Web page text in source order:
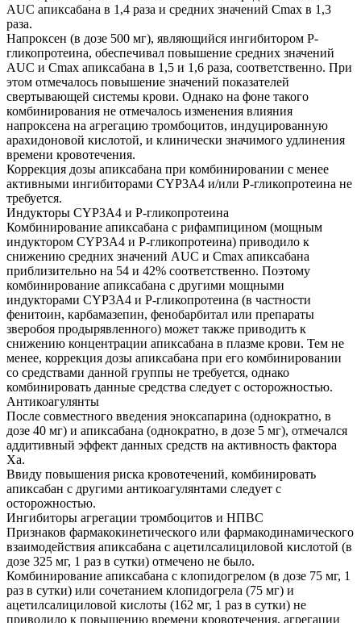
AUC апиксабана в 1,4 раза и средних значений Cmax в 1,3
раза.
Напроксен (в дозе 500 мг), являющийся ингибитором P-
гликопротеина, обеспечивал повышение средних значений
AUC и Cmax апиксабана в 1,5 и 1,6 раза, соответственно. При
этом отмечалось повышение значений показателей
свертывающей системы крови. Однако на фоне такого
комбинирования не отмечалось изменения влияния
напроксена на агрегацию тромбоцитов, индуцированную
арахидоновой кислотой, и клинически значимого удлинения
времени кровотечения.
Коррекция дозы апиксабана при комбинировании с менее
активными ингибиторами CYP3A4 и/или P-гликопротеина не
требуется.
Индукторы CYP3A4 и Р-гликопротеина
Комбинирование апиксабана с рифампицином (мощным
индуктором CYP3A4 и P-гликопротеина) приводило к
снижению средних значений AUC и Cmax апиксабана
приблизительно на 54 и 42% соответственно. Поэтому
комбинирование апиксабана с другими мощными
индукторами CYP3A4 и P-гликопротеина (в частности
фенитоин, карбамазепин, фенобарбитал или препараты
зверобоя продырявленного) может также приводить к
снижению концентрации апиксабана в плазме крови. Тем не
менее, коррекция дозы апиксабана при его комбинировании
со средствами данной группы не требуется, однако
комбинировать данные средства следует с осторожностью.
Антикоагулянты
После совместного введения эноксапарина (однократно, в
дозе 40 мг) и апиксабана (однократно, в дозе 5 мг), отмечался
аддитивный эффект данных средств на активность фактора
Xa.
Ввиду повышения риска кровотечений, комбинировать
апиксабан с другими антикоагулянтами следует с
осторожностью.
Ингибиторы агрегации тромбоцитов и НПВС
Признаков фармакокинетического или фармакодинамического
взаимодействия апиксабана с ацетилсалициловой кислотой (в
дозе 325 мг, 1 раз в сутки) отмечено не было.
Комбинирование апиксабана с клопидогрелом (в дозе 75 мг, 1
раз в сутки) или сочетанием клопидогрела (75 мг) и
ацетилсалициловой кислоты (162 мг, 1 раз в сутки) не
приводило к повышению времени кровотечения, агрегации